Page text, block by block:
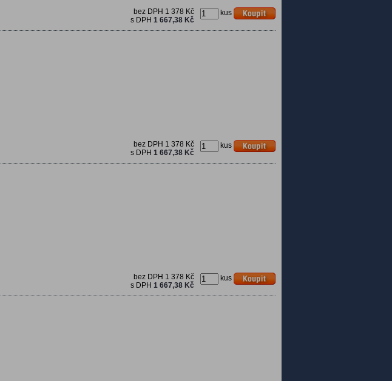
kus
bez DPH 1 378 Kč
s DPH 1 667,38 Kč
kus
bez DPH 1 378 Kč
s DPH 1 667,38 Kč
kus
bez DPH 1 378 Kč
s DPH 1 667,38 Kč